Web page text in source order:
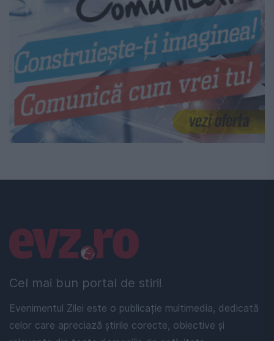
Cel mai bun portal de stiri!
Evenimentul Zilei este o publicație multimedia, dedicată
celor care apreciază știrile corecte, obiective și
Linkuri utile